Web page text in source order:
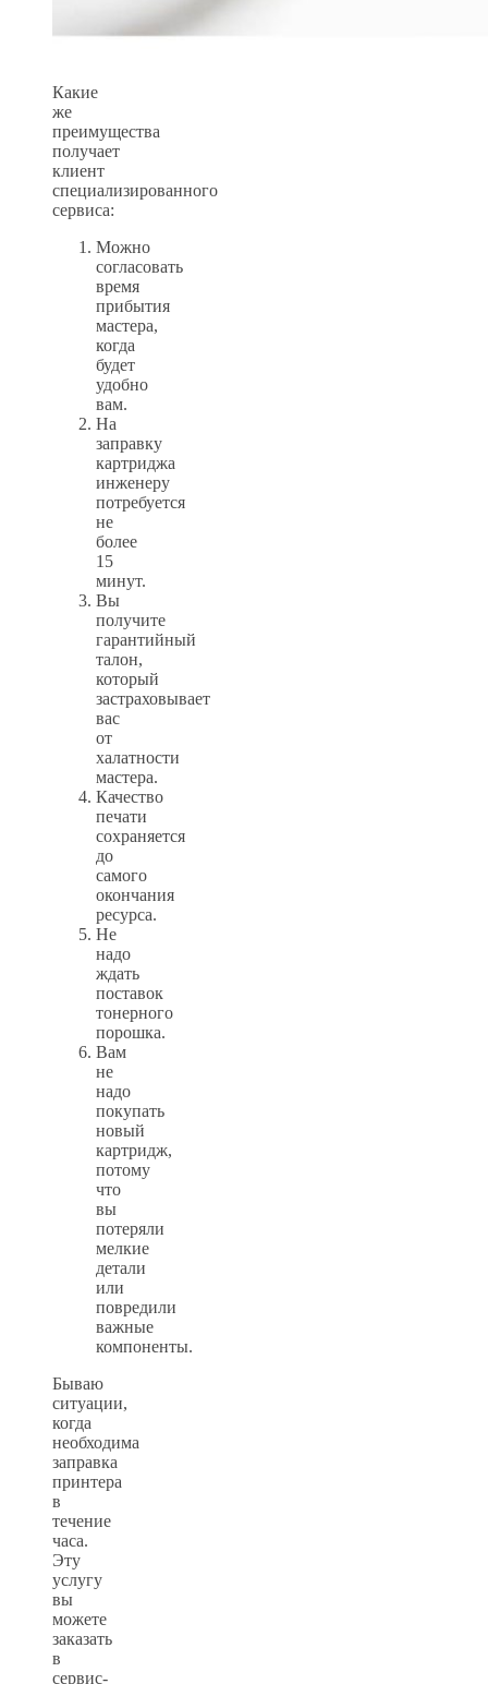
Какие
же
преимущества
получает
клиент
специализированного
сервиса:
Можно
согласовать
время
прибытия
мастера,
когда
будет
удобно
вам.
На
заправку
картриджа
инженеру
потребуется
не
более
15
минут.
Вы
получите
гарантийный
талон,
который
застраховывает
вас
от
халатности
мастера.
Качество
печати
сохраняется
до
самого
окончания
ресурса.
Не
надо
ждать
поставок
тонерного
порошка.
Вам
не
надо
покупать
новый
картридж,
потому
что
вы
потеряли
мелкие
детали
или
повредили
важные
компоненты.
Бываю
ситуации,
когда
необходима
заправка
принтера
в
течение
часа.
Эту
услугу
вы
можете
заказать
в
сервис-